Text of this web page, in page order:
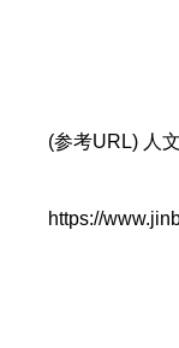
(参考URL) 人
https://